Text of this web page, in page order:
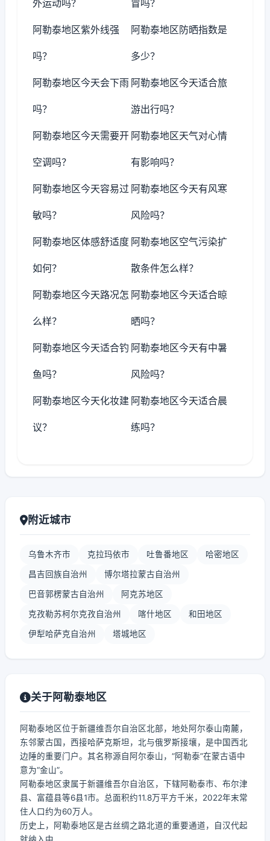
外运动吗？ 冒吗？
阿勒泰地区紫外线强
吗？
阿勒泰地区防晒指数是
多少？
阿勒泰地区今天会下雨
吗？
阿勒泰地区今天适合旅
游出行吗？
阿勒泰地区今天需要开
空调吗？
阿勒泰地区天气对心情
有影响吗？
阿勒泰地区今天容易过
敏吗？
阿勒泰地区今天有风寒
风险吗？
阿勒泰地区体感舒适度
如何？
阿勒泰地区空气污染扩
散条件怎么样？
阿勒泰地区今天路况怎
么样？
阿勒泰地区今天适合晾
晒吗？
阿勒泰地区今天适合钓
鱼吗？
阿勒泰地区今天有中暑
风险吗？
阿勒泰地区今天化妆建
议？
阿勒泰地区今天适合晨
练吗？
附近城市
乌鲁木齐市 克拉玛依市 吐鲁番地区 哈密地区
昌吉回族自治州 博尔塔拉蒙古自治州
巴音郭楞蒙古自治州 阿克苏地区
克孜勒苏柯尔克孜自治州 喀什地区 和田地区
伊犁哈萨克自治州 塔城地区
关于阿勒泰地区
阿勒泰地区位于新疆维吾尔自治区北部，地处阿尔泰山南麓，
东邻蒙古国，西接哈萨克斯坦，北与俄罗斯接壤，是中国西北
边陲的重要门户。其名称源自阿尔泰山，“阿勒泰”在蒙古语中
意为“金山”。
阿勒泰地区隶属于新疆维吾尔自治区，下辖阿勒泰市、布尔津
县、富蕴县等6县1市。总面积约11.8万平方千米，2022年末常
住人口约为60万人。
历史上，阿勒泰地区是古丝绸之路北道的重要通道，自汉代起